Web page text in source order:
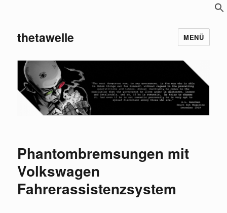
thetawelle MENÜ
Phantombremsungen mit
Volkswagen
Fahrerassistenzsystem